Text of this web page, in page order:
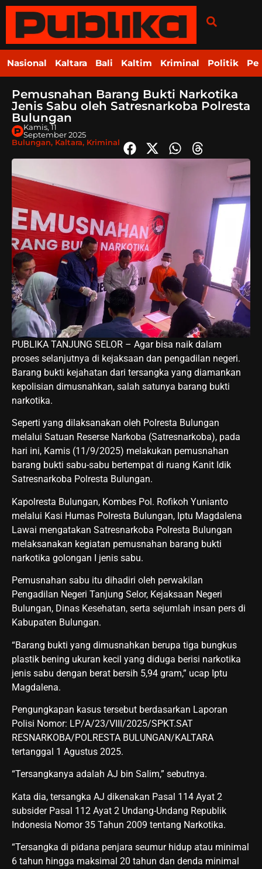
Nasional Kaltara Bali Kaltim Kriminal Politik
Pemusnahan Barang Bukti Narkotika
Jenis Sabu oleh Satresnarkoba Polresta
Bulungan
Kamis, 11
September 2025
Bulungan, Kaltara, Kriminal
PUBLIKA TANJUNG SELOR – Agar bisa naik dalam
proses selanjutnya di kejaksaan dan pengadilan negeri.
Barang bukti kejahatan dari tersangka yang diamankan
kepolisian dimusnahkan, salah satunya barang bukti
narkotika.
Seperti yang dilaksanakan oleh Polresta Bulungan
melalui Satuan Reserse Narkoba (Satresnarkoba), pada
hari ini, Kamis (11/9/2025) melakukan pemusnahan
barang bukti sabu-sabu bertempat di ruang Kanit Idik
Satresnarkoba Polresta Bulungan.
Kapolresta Bulungan, Kombes Pol. Rofikoh Yunianto
melalui Kasi Humas Polresta Bulungan, Iptu Magdalena
Lawai mengatakan Satresnarkoba Polresta Bulungan
melaksanakan kegiatan pemusnahan barang bukti
narkotika golongan I jenis sabu.
Pemusnahan sabu itu dihadiri oleh perwakilan
Pengadilan Negeri Tanjung Selor, Kejaksaan Negeri
Bulungan, Dinas Kesehatan, serta sejumlah insan pers di
Kabupaten Bulungan.
“Barang bukti yang dimusnahkan berupa tiga bungkus
plastik bening ukuran kecil yang diduga berisi narkotika
jenis sabu dengan berat bersih 5,94 gram,” ucap Iptu
Magdalena.
Pengungkapan kasus tersebut berdasarkan Laporan
Polisi Nomor: LP/A/23/VIII/2025/SPKT.SAT
RESNARKOBA/POLRESTA BULUNGAN/KALTARA
tertanggal 1 Agustus 2025.
“Tersangkanya adalah AJ bin Salim,” sebutnya.
Kata dia, tersangka AJ dikenakan Pasal 114 Ayat 2
subsider Pasal 112 Ayat 2 Undang-Undang Republik
Indonesia Nomor 35 Tahun 2009 tentang Narkotika.
“Tersangka di pidana penjara seumur hidup atau minimal
6 tahun hingga maksimal 20 tahun dan denda minimal